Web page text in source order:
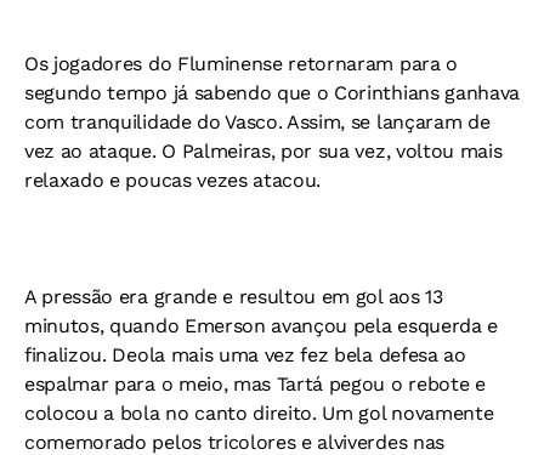
Os jogadores do Fluminense retornaram para o
segundo tempo já sabendo que o Corinthians ganhava
com tranquilidade do Vasco. Assim, se lançaram de
vez ao ataque. O Palmeiras, por sua vez, voltou mais
relaxado e poucas vezes atacou.
A pressão era grande e resultou em gol aos 13
minutos, quando Emerson avançou pela esquerda e
finalizou. Deola mais uma vez fez bela defesa ao
espalmar para o meio, mas Tartá pegou o rebote e
colocou a bola no canto direito. Um gol novamente
comemorado pelos tricolores e alviverdes nas